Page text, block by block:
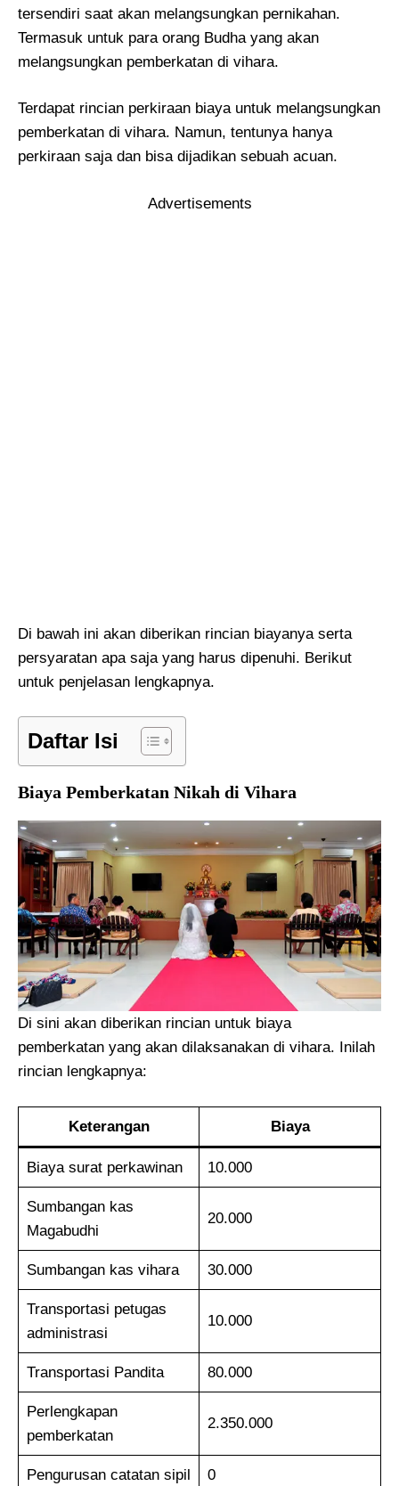
tersendiri saat akan melangsungkan pernikahan.
Termasuk untuk para orang Budha yang akan
melangsungkan pemberkatan di vihara.
Terdapat rincian perkiraan biaya untuk melangsungkan
pemberkatan di vihara. Namun, tentunya hanya
perkiraan saja dan bisa dijadikan sebuah acuan.
Advertisements
Di bawah ini akan diberikan rincian biayanya serta
persyaratan apa saja yang harus dipenuhi. Berikut
untuk penjelasan lengkapnya.
Daftar Isi
Biaya Pemberkatan Nikah di Vihara
Di sini akan diberikan rincian untuk biaya
pemberkatan yang akan dilaksanakan di vihara. Inilah
rincian lengkapnya:
Keterangan Biaya
Biaya surat perkawinan 10.000
Sumbangan kas
Magabudhi
20.000
Sumbangan kas vihara 30.000
Transportasi petugas
administrasi
10.000
Transportasi Pandita 80.000
Perlengkapan
pemberkatan
2.350.000
Pengurusan catatan sipil 0